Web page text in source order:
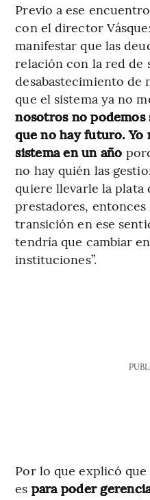
Previo a ese
con el director
manifestar que las
relación con la red de
desabastecimiento de
que el sistema ya no
nosotros no podemos
que no hay futuro. Yo
sistema en un año
no hay quién las
quiere llevarle la plata
prestadores,
transición en ese
tendría que cambiar
instituciones”.
Por lo que explicó
es para poder